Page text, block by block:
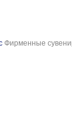
Фирменные